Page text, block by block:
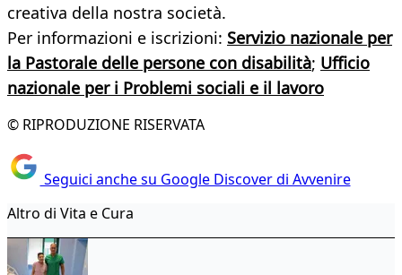
creativa della nostra società.
Per informazioni e iscrizioni: Servizio nazionale per
la Pastorale delle persone con disabilità; Ufficio
nazionale per i Problemi sociali e il lavoro
© RIPRODUZIONE RISERVATA
Seguici anche su Google Discover di Avvenire
Altro di Vita e Cura